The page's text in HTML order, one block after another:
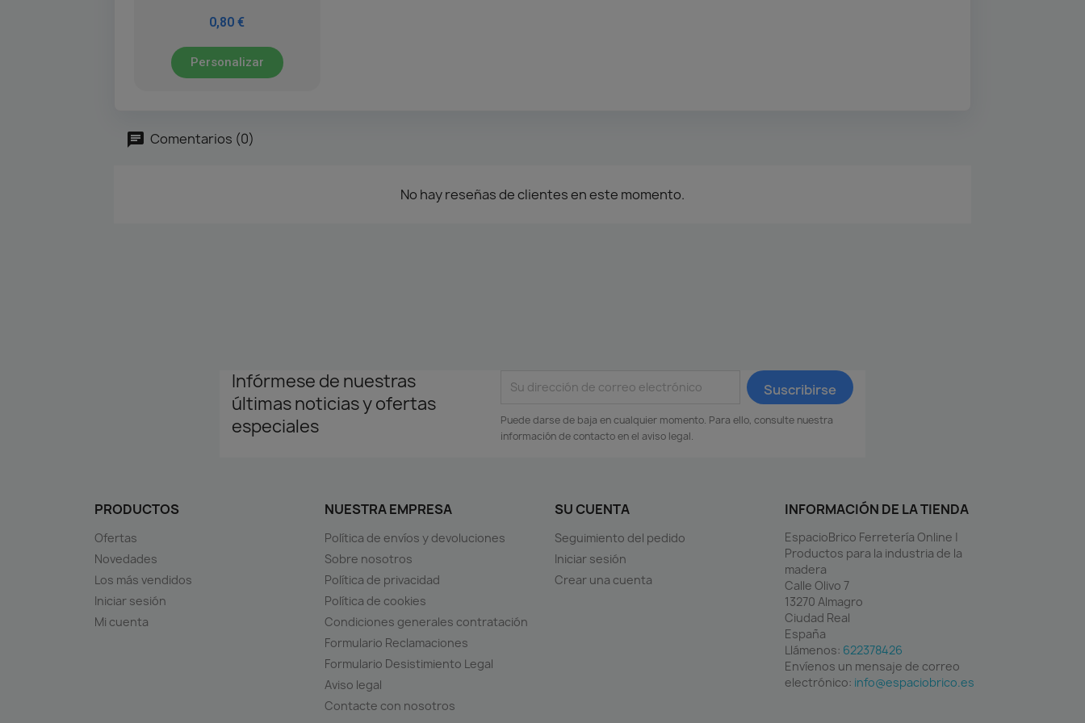
0,80 €
Personalizar
Comentarios (0)
No hay reseñas de clientes en este momento.
Infórmese de nuestras
últimas noticias y ofertas
especiales
Puede darse de baja en cualquier momento. Para ello, consulte nuestra
información de contacto en el aviso legal.
PRODUCTOS
Ofertas
Novedades
Los más vendidos
Iniciar sesión
Mi cuenta
NUESTRA EMPRESA
Política de envíos y devoluciones
Sobre nosotros
Política de privacidad
Política de cookies
Condiciones generales contratación
Formulario Reclamaciones
Formulario Desistimiento Legal
Aviso legal
Contacte con nosotros
SU CUENTA
Seguimiento del pedido
Iniciar sesión
Crear una cuenta
INFORMACIÓN DE LA TIENDA
EspacioBrico Ferretería Online |
Productos para la industria de la
madera
Calle Olivo 7
13270 Almagro
Ciudad Real
España
Llámenos: 622378426
Envíenos un mensaje de correo
electrónico: info@espaciobrico.es